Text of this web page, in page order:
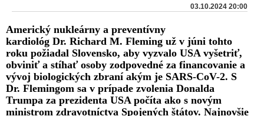
03.10.2024 20:00
Americký nukleárny a preventívny
kardiológ Dr. Richard M. Fleming už v júni tohto
roku požiadal Slovensko, aby vyzvalo USA vyšetriť,
obviniť a stíhať osoby zodpovedné za financovanie a
vývoj biologických zbraní akým je SARS-CoV-2. S
Dr. Flemingom sa v prípade zvolenia Donalda
Trumpa za prezidenta USA počíta ako s novým
ministrom zdravotníctva Spojených štátov. Najnovšie